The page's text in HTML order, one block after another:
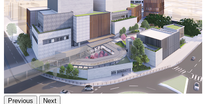
Previous Next